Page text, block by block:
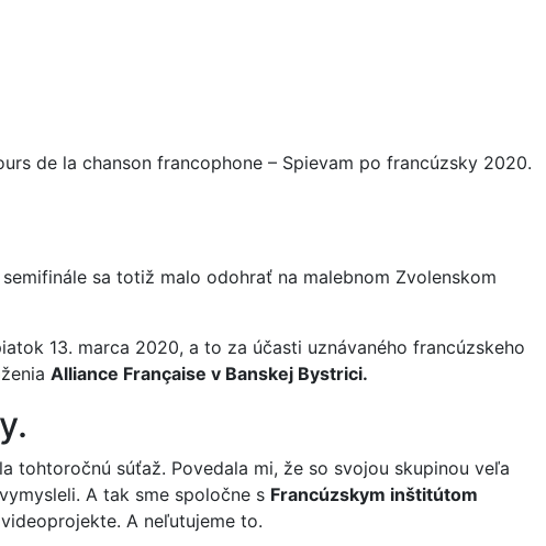
de la chanson francophone – Spievam po francúzsky 2020.
sa totiž malo odohrať na malebnom Zvolenskom
13. marca 2020, a to za účasti uznávaného francúzskeho
Alliance Française v Banskej Bystrici.
tohtoročnú súťaž. Povedala mi, že so svojou skupinou veľa
A tak sme spoločne s Francúzskym inštitútom
A neľutujeme to.